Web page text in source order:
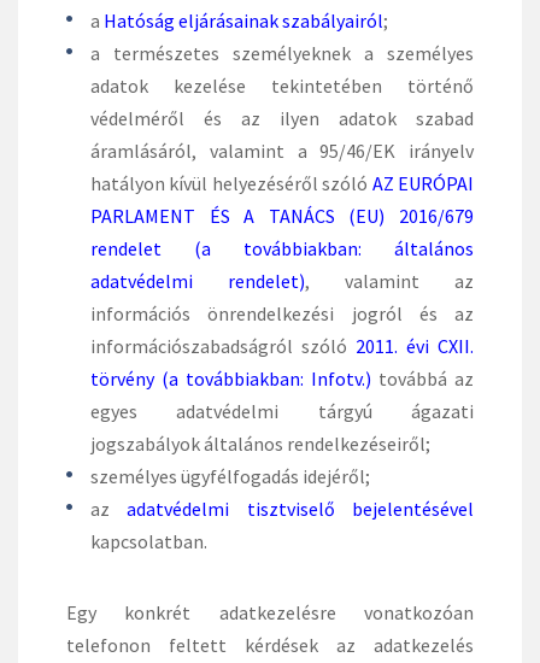
a Hatóság eljárásainak szabályairól;
a természetes személyeknek a személyes
adatok kezelése tekintetében történő
védelméről és az ilyen adatok szabad
áramlásáról, valamint a 95/46/EK irányelv
hatályon kívül helyezéséről szóló AZ EURÓPAI
PARLAMENT ÉS A TANÁCS (EU) 2016/679
rendelet (a továbbiakban: általános
adatvédelmi rendelet), valamint az
információs önrendelkezési jogról és az
információszabadságról szóló 2011. évi CXII.
törvény (a továbbiakban: Infotv.) továbbá az
egyes adatvédelmi tárgyú ágazati
jogszabályok általános rendelkezéseiről;
személyes ügyfélfogadás idejéről;
azadatvédelmi tisztviselő bejelentésével
kapcsolatban.
Egy konkrét adatkezelésre vonatkozóan
telefonon feltett kérdések az adatkezelés